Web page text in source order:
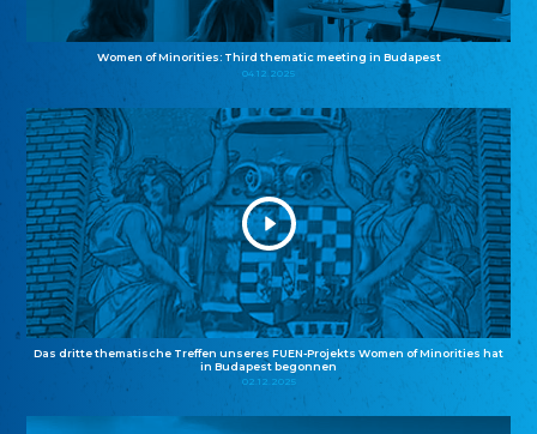
Women of Minorities: Third thematic meeting in Budapest
04.12.2025
Das dritte thematische Treffen unseres FUEN-Projekts Women of Minorities hat
in Budapest begonnen
02.12.2025